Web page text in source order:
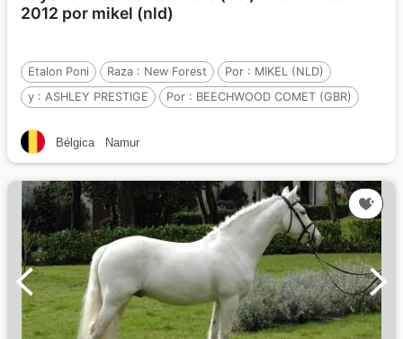
2012 por mikel (nld)
Etalon Poni Raza : New Forest Por : MIKEL (NLD)
y : ASHLEY PRESTIGE Por : BEECHWOOD COMET (GBR)
Bélgica Namur